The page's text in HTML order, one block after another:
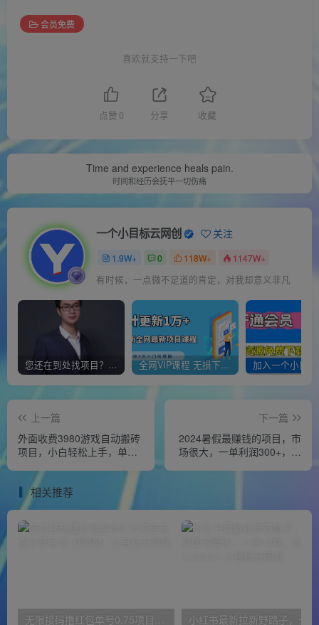
会员免费
喜欢就支持一下吧
点赞 0 分享 收藏
Time and experience heals pain.
时间和经历会抚平一切伤痛
一个小目标云网创 关注
1.9W+ 0 118W+ 1147W+
有时候，一点微不足道的肯定，对我却意义非凡
您还在到处找项目？还在当韭菜？我靠经营“一个小目标网创商城”年入百W+，曾经我也负债累累! 全网VIP课程 无损下载~
上一篇
外面收费3980游戏自动搬砖
项目，小白轻松上手，单号
下一篇
2024暑假最赚钱的项目，市
场很大，一单利润300+，每
相关推荐
无限接码撸红包单号0.75项目无偿分享给你【揭秘】